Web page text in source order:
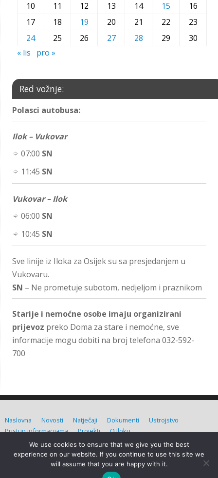
10
11 12 13 14 15
16
17
18 19 20 21 22
23
24
25 26 27 28 29
30
« lis
pro »
Red vožnje:
Polasci autobusa:
Ilok – Vukovar
07:00 SN
11:45 SN
Vukovar – Ilok
06:00 SN
10:45 SN
Sve linije iz Iloka za Osijek su sa presjedanjem u
Vukovaru.
SN – Ne prometuje subotom, nedjeljom i praznikom
Starije i nemoćne osobe imaju organizirani
prijevoz preko Doma za stare i nemoćne, sve
informacije mogu dobiti na broj telefona 032-592-
700
Naslovna Novosti Natječaji Dokumenti
Ustrojstvo
Pristup informacijama
Projekti O Iloku
Grad Ilok (C) Sva prava pridržana. Izradio: Admin d.o.o.
Grad Ilok| Powered by Mantra&WordPress.
We use cookies to ensure that we give you the best
experience on our website. If you continue to use this site we
will assume that you are happy with it.